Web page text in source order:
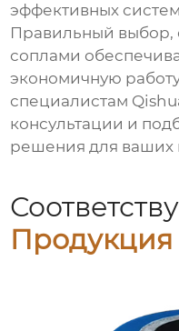
эффективных
Правильный выбор,
соплами
экономичную
специалистам
консультации и
решения для ваших
Продукция